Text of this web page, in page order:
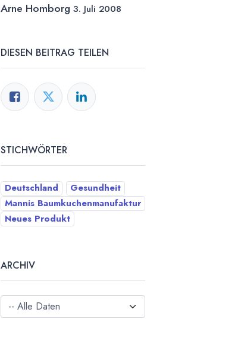
Arne Homborg 3. Juli 2008
DIESEN BEITRAG TEILEN
STICHWÖRTER
Deutschland
Gesundheit
Mannis Baumkuchenmanufaktur
Neues Produkt
ARCHIV